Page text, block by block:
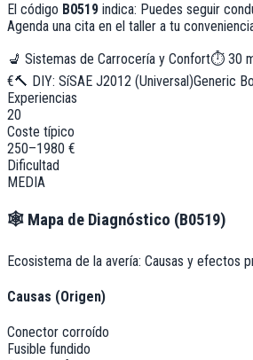
El código B0519 indica: Puedes seguir
Agenda una cita en el taller a tu
💺 Sistemas de Carrocería y Confort⏱ 30
€🔨 DIY: SíSAE J2012 (Universal)Generic
Experiencias
20
Coste típico
250–1980 €
Dificultad
MEDIA
🕸️ Mapa de Diagnóstico (B0519)
Ecosistema de la avería: Causas y efectos
Causas (Origen)
Conector corroído
Fusible fundido